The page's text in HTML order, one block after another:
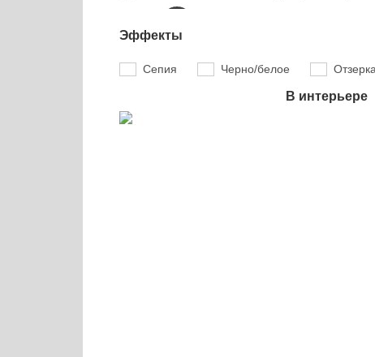
Эффекты
Сепия Черно/белое
В интерьере